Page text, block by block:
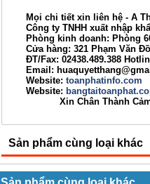
Mọi chi tiết xin liên hệ - A
Công ty TNHH xuất nhập
Phòng kinh doanh: Phòng
Cửa hàng: 321 Phạm Văn
ĐT/Fax: 02438.489.388
Email:
Website: toanphatinfo.com
Website:
Xin Chân Thành Cảm
Sản phẩm cùng loại khác